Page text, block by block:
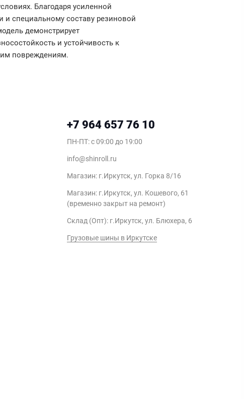
Благодаря усиленной
и специальному составу резиновой
демонстрирует
и устойчивость к
повреждениям.
+7 964 657 76 10
ПН-ПТ: c 09:00 до 19:00
info@shinroll.ru
Магазин: г.Иркутск, ул. Горка 8/16
Магазин: г.Иркутск, ул. Кошевого, 61
(временно закрыт на ремонт)
Склад (Опт): г.Иркутск, ул. Блюхера, 6
Грузовые шины в Иркутске